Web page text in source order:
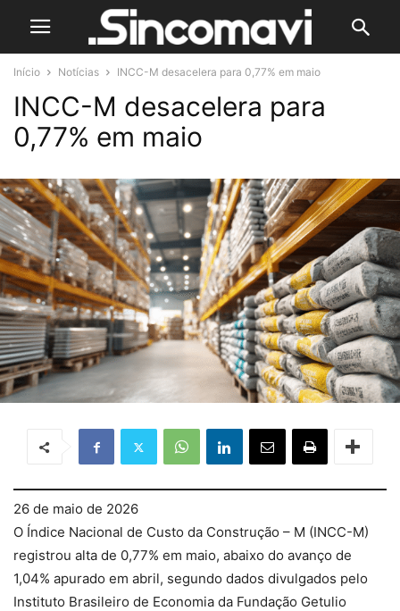
Início Notícias INCC-M desacelera para 0,77% em maio
INCC-M desacelera para
0,77% em maio
26 de maio de 2026
O Índice Nacional de Custo da Construção – M (INCC-M)
registrou alta de 0,77% em maio, abaixo do avanço de
1,04% apurado em abril, segundo dados divulgados pelo
Instituto Brasileiro de Economia da Fundação Getulio